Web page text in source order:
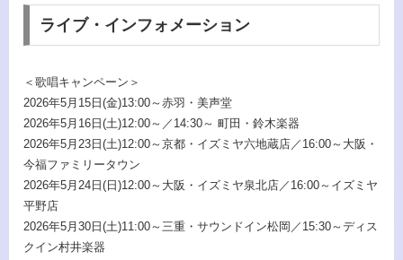
ライブ・インフォメーション
＜歌唱キャンペーン＞
2026年5月15日(金)13:00～赤羽・美声堂
2026年5月16日(土)12:00～／14:30～ 町田・鈴木楽器
2026年5月23日(土)12:00～京都・イズミヤ六地蔵店／16:00～大阪・
今福ファミリータウン
2026年5月24日(日)12:00～大阪・イズミヤ泉北店／16:00～イズミヤ
平野店
2026年5月30日(土)11:00～三重・サウンドイン松岡／15:30～ディス
クイン村井楽器